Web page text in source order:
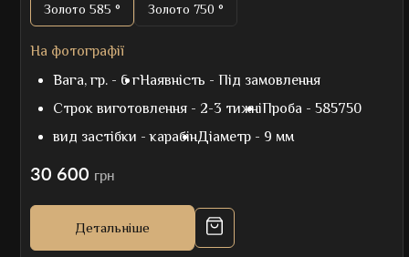
Золото 585 ° Золото 750 °
На фотографії
Вага, гр. - 6 гНаявність - Під замовлення
Строк виготовлення - 2-3 тижніПроба - 585750
вид застібки -карабінДіаметр - 9 мм
30 600 грн
Детальніше